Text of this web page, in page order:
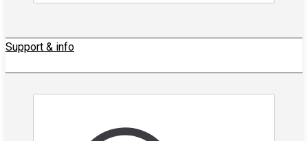
Support & info